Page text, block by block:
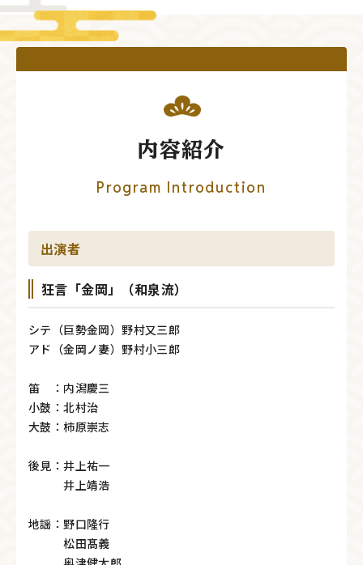
内容紹介
Program Introduction
出演者
狂言「金岡」（和泉流）
シテ（巨勢金岡）野村又三郎
アド（金岡ノ妻）野村小三郎
笛 ：内潟慶三
小鼓：北村治
大鼓：柿原崇志
後見：井上祐一
井上靖浩
地謡：野口隆行
松田髙義